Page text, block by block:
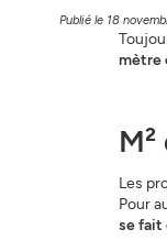
Publié le 18
mètre
Les
Pour
se fait